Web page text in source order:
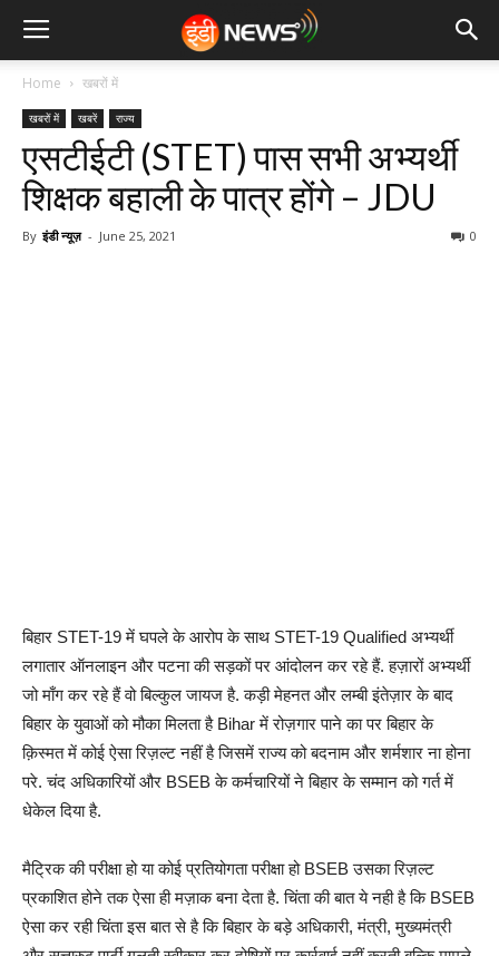
Home खबरों में
खबरों में खबरें राज्य
एसटीईटी (STET) पास सभी अभ्यर्थी
शिक्षक बहाली के पात्र होंगे – JDU
By इंडी न्यूज़ - June 25, 2021 0
बिहार STET-19 में घपले के आरोप के साथ STET-19 Qualified अभ्यर्थी
लगातार ऑनलाइन और पटना की सड़कों पर आंदोलन कर रहे हैं. हज़ारों अभ्यर्थी
जो माँग कर रहे हैं वो बिल्कुल जायज है. कड़ी मेहनत और लम्बी इंतेज़ार के बाद
बिहार के युवाओं को मौका मिलता है Bihar में रोज़गार पाने का पर बिहार के
क़िस्मत में कोई ऐसा रिज़ल्ट नहीं है जिसमें राज्य को बदनाम और शर्मशार ना होना
परे. चंद अधिकारियों और BSEB के कर्मचारियों ने बिहार के सम्मान को गर्त में
धेकेल दिया है.
मैट्रिक की परीक्षा हो या कोई प्रतियोगता परीक्षा हो BSEB उसका रिज़ल्ट
प्रकाशित होने तक ऐसा ही मज़ाक बना देता है. चिंता की बात ये नही है कि BSEB
ऐसा कर रही चिंता इस बात से है कि बिहार के बड़े अधिकारी, मंत्री, मुख्यमंत्री